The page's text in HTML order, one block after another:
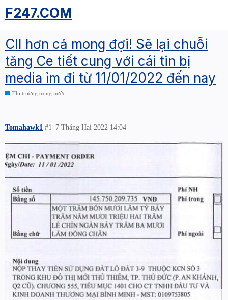
F247.COM
CII hơn cả mong đợi! Sẽ lại chuỗi
tăng Ce tiết cung với cái tin bị
media ỉm đi từ 11/01/2022 đến nay
Thị trường trong nước
Tomahawk1 7 Tháng Hai 2022 14:04
#1